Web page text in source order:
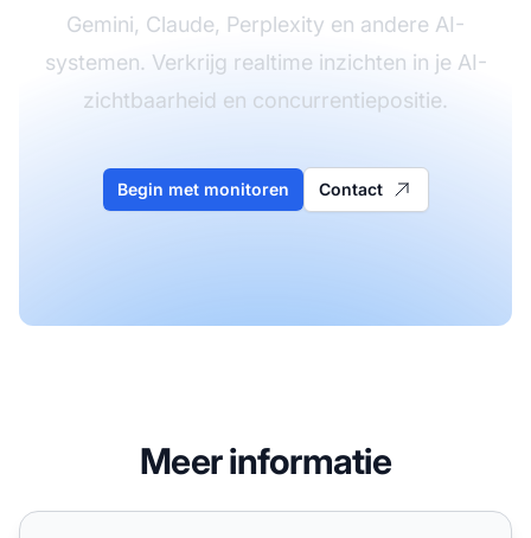
Gemini, Claude, Perplexity en andere AI-
systemen. Verkrijg realtime inzichten in je AI-
zichtbaarheid en concurrentiepositie.
Begin met monitoren Contact
Meer informatie
Hoe bouw je een persoonlijk merk op voor AI-